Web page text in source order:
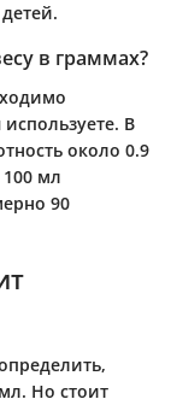
в граммах?
В
около 0.9
мл
90
Но стоит